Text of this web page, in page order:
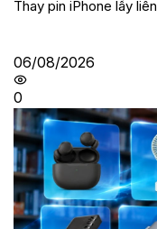
Thay pin iPhone lấy
06/08/2026
0